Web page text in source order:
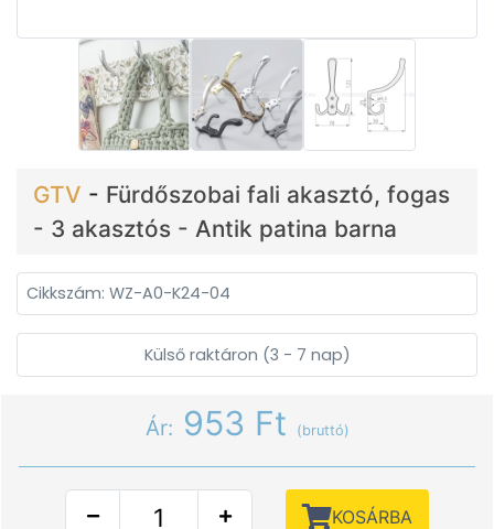
GTV - Fürdőszobai fali akasztó, fogas
- 3 akasztós - Antik patina barna
Cikkszám: WZ-A0-K24-04
Külső raktáron (3 - 7 nap)
Ár: 953 Ft (bruttó)
KOSÁRBA